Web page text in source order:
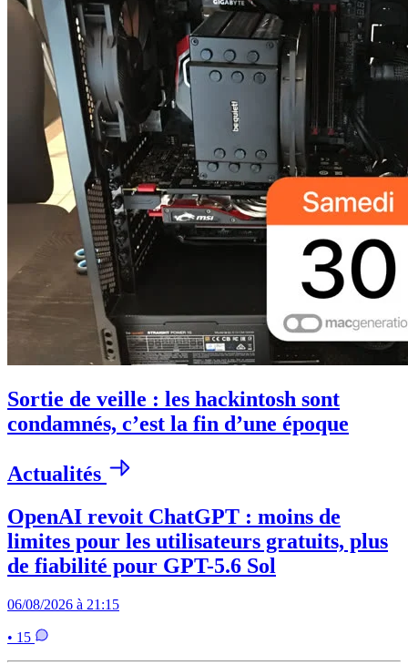
Sortie de veille : les hackintosh sont
condamnés, c’est la fin d’une époque
Actualités
OpenAI revoit ChatGPT : moins de
limites pour les utilisateurs gratuits, plus
de fiabilité pour GPT-5.6 Sol
06/08/2026 à 21:15
• 15